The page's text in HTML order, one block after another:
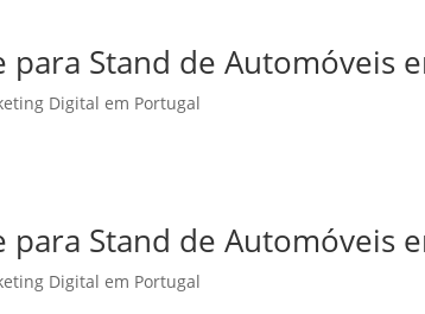
para Stand de Automóveis
Digital em Portugal
para Stand de Automóveis
Digital em Portugal